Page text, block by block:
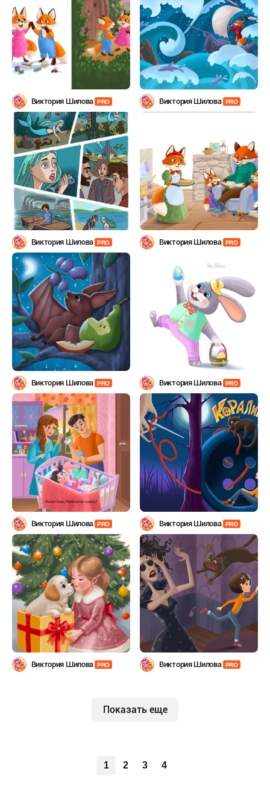
Виктория Шилова PRO Виктория Шилова PRO
Виктория Шилова PRO Виктория Шилова PRO
Виктория Шилова PRO Виктория Шилова PRO
Виктория Шилова PRO Виктория Шилова PRO
Виктория Шилова PRO Виктория Шилова PRO
Показать еще
1 2 3 4